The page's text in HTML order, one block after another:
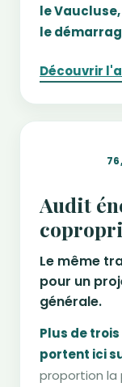
le
le
Découvrir
Audit
Le même
pour un
générale.
Plus de
portent ici
proportion la